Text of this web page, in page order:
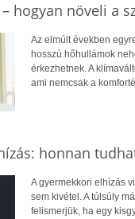
hogyan növeli a
Az elmúlt években
hosszú hőhullámok
érkezhetnek. A
ami nemcsak a
honnan
A gyermekkori elhízás
sem kivétel. A túlsúly
felismerjük, ha egy